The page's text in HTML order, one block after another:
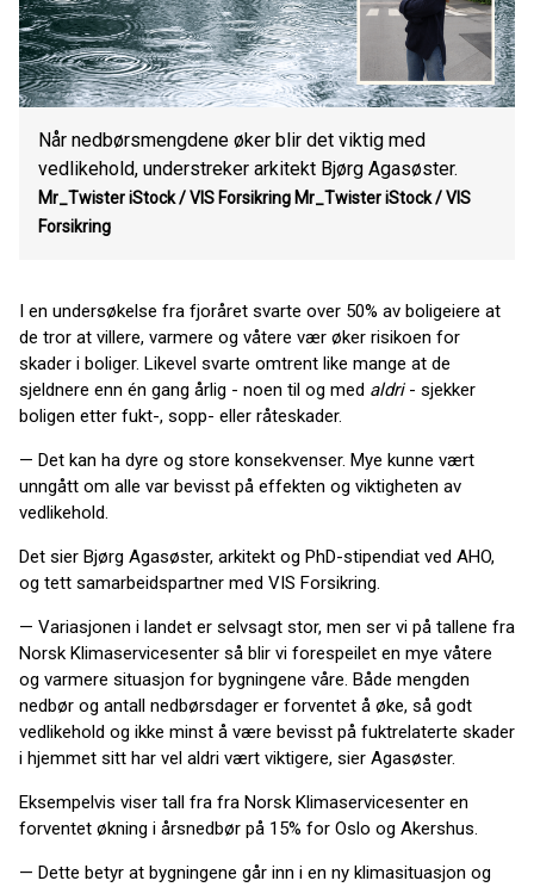
Når nedbørsmengdene øker blir det viktig med
vedlikehold, understreker arkitekt Bjørg Agasøster.
Mr_Twister iStock / VIS Forsikring Mr_Twister iStock / VIS
Forsikring
I en undersøkelse fra fjoråret svarte over 50% av boligeiere at
de tror at villere, varmere og våtere vær øker risikoen for
skader i boliger. Likevel svarte omtrent like mange at de
sjeldnere enn én gang årlig - noen til og med aldri- sjekker
boligen etter fukt-, sopp- eller råteskader.
— Det kan ha dyre og store konsekvenser. Mye kunne vært
unngått om alle var bevisst på effekten og viktigheten av
vedlikehold.
Det sier Bjørg Agasøster, arkitekt og PhD-stipendiat ved AHO,
og tett samarbeidspartner med VIS Forsikring.
— Variasjonen i landet er selvsagt stor, men ser vi på tallene fra
Norsk Klimaservicesenter så blir vi forespeilet en mye våtere
og varmere situasjon for bygningene våre. Både mengden
nedbør og antall nedbørsdager er forventet å øke, så godt
vedlikehold og ikke minst å være bevisst på fuktrelaterte skader
i hjemmet sitt har vel aldri vært viktigere, sier Agasøster.
Eksempelvis viser tall fra fra Norsk Klimaservicesenter en
forventet økning i årsnedbør på 15% for Oslo og Akershus.
— Dette betyr at bygningene går inn i en ny klimasituasjon og